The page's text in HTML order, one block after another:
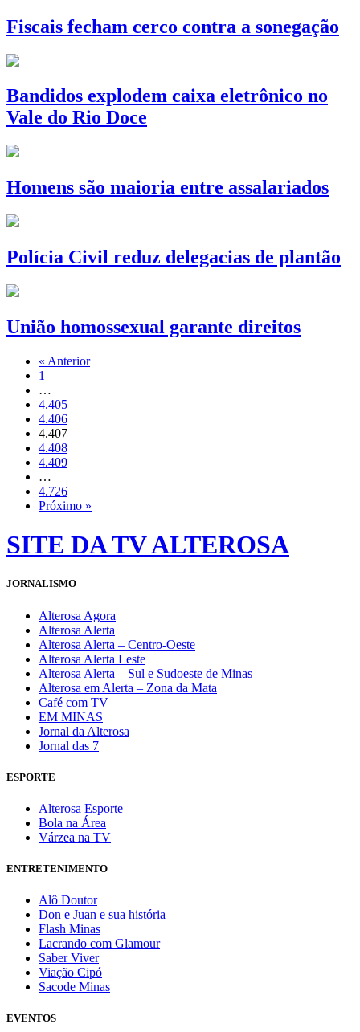
Fiscais fecham cerco contra a sonegação
Bandidos explodem caixa eletrônico no
Vale do Rio Doce
Homens são maioria entre assalariados
Polícia Civil reduz delegacias de plantão
União homossexual garante direitos
« Anterior
1
…
4.405
4.406
4.407
4.408
4.409
…
4.726
Próximo »
SITE DA TV ALTEROSA
JORNALISMO
Alterosa Agora
Alterosa Alerta
Alterosa Alerta – Centro-Oeste
Alterosa Alerta Leste
Alterosa Alerta – Sul e Sudoeste de Minas
Alterosa em Alerta – Zona da Mata
Café com TV
EM MINAS
Jornal da Alterosa
Jornal das 7
ESPORTE
Alterosa Esporte
Bola na Área
Várzea na TV
ENTRETENIMENTO
Alô Doutor
Don e Juan e sua história
Flash Minas
Lacrando com Glamour
Saber Viver
Viação Cipó
Sacode Minas
EVENTOS